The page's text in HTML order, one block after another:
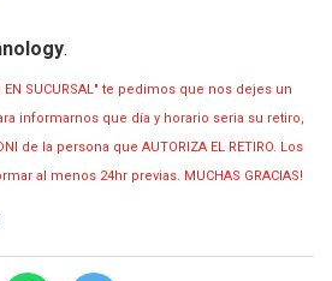
.
EN SUCURSAL" te pedimos que nos dejes un
informarnos que día y horario seria su retiro,
de la persona que AUTORIZA EL RETIRO. Los
al menos 24hr previas. MUCHAS GRACIAS!